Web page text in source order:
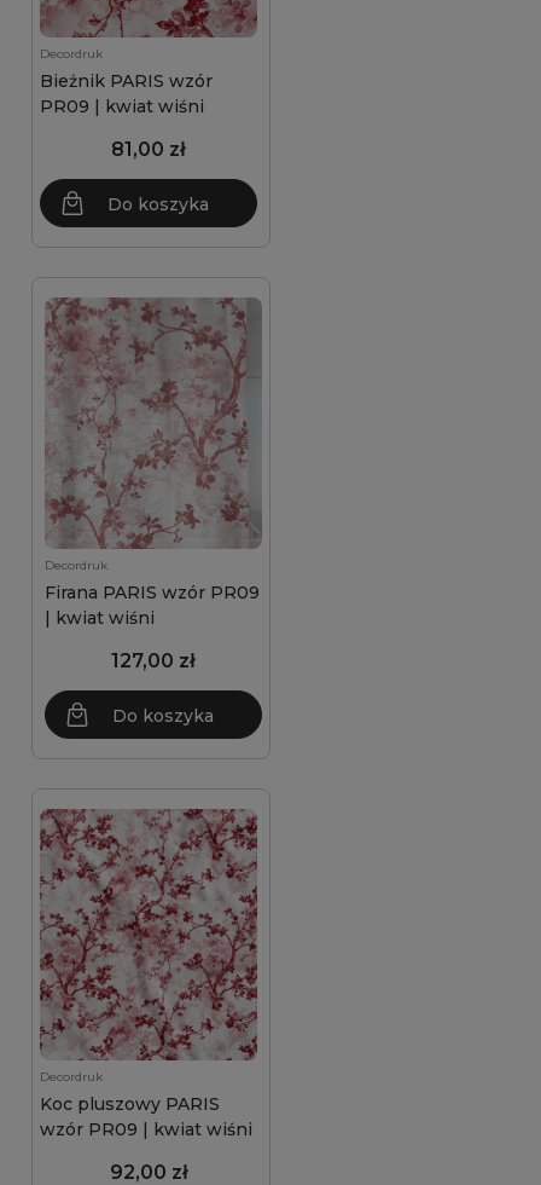
Decordruk
Bieżnik PARIS wzór
PR09 | kwiat wiśni
81,00 zł
Do koszyka
Decordruk
Firana PARIS wzór PR09
| kwiat wiśni
127,00 zł
Do koszyka
Decordruk
Koc pluszowy PARIS
wzór PR09 | kwiat wiśni
92,00 zł